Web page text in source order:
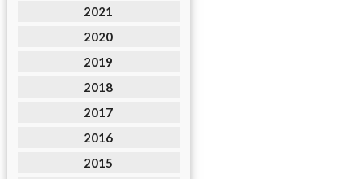
2021
2020
2019
2018
2017
2016
2015